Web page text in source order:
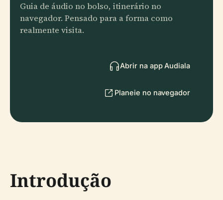
Guia de áudio no bolso, itinerário no
navegador. Pensado para a forma como
realmente visita.
Abrir na app Audiala
Planeie no navegador
Introdução